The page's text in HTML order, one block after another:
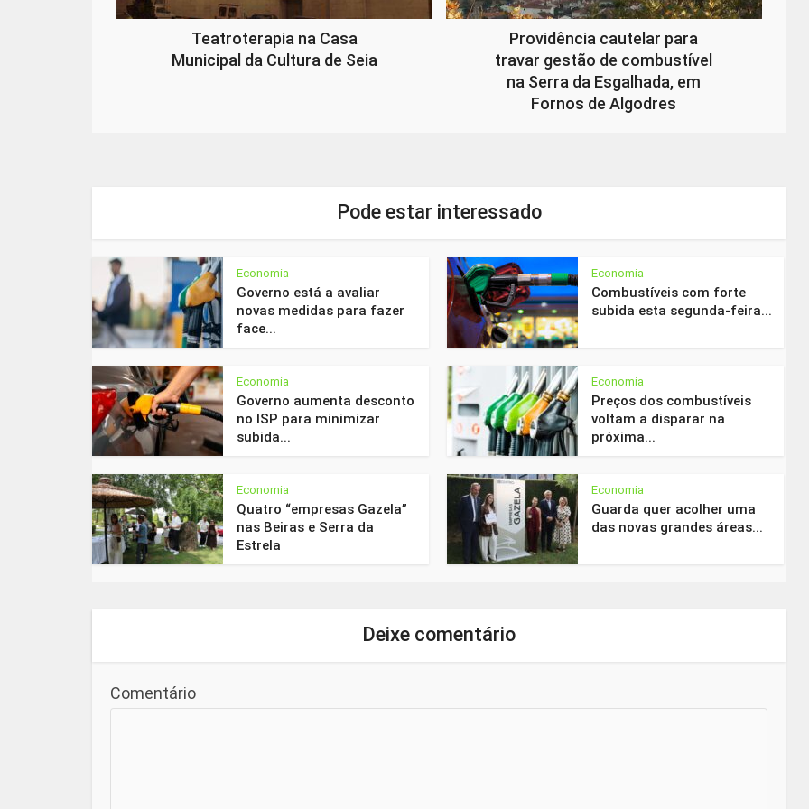
Teatroterapia na Casa
Municipal da Cultura de Seia
Providência cautelar para
travar gestão de combustível
na Serra da Esgalhada, em
Fornos de Algodres
Pode estar interessado
Economia
Governo está a avaliar
novas medidas para fazer
face...
Economia
Combustíveis com forte
subida esta segunda-feira...
Economia
Governo aumenta desconto
no ISP para minimizar
subida...
Economia
Preços dos combustíveis
voltam a disparar na
próxima...
Economia
Quatro “empresas Gazela”
nas Beiras e Serra da
Estrela
Economia
Guarda quer acolher uma
das novas grandes áreas...
Deixe comentário
Comentário